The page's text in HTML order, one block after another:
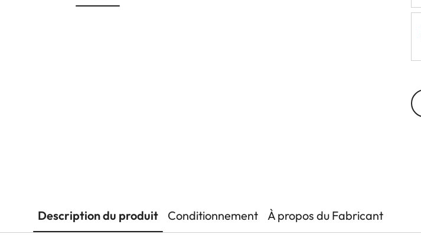
Description du produit Conditionnement À propos du Fabricant